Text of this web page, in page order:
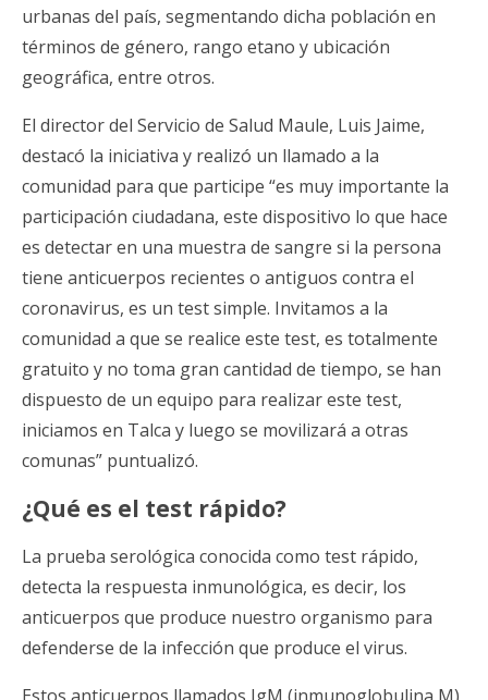
urbanas del país, segmentando dicha población en
términos de género, rango etano y ubicación
geográfica, entre otros.
El director del Servicio de Salud Maule, Luis Jaime,
destacó la iniciativa y realizó un llamado a la
comunidad para que participe “es muy importante la
participación ciudadana, este dispositivo lo que hace
es detectar en una muestra de sangre si la persona
tiene anticuerpos recientes o antiguos contra el
coronavirus, es un test simple. Invitamos a la
comunidad a que se realice este test, es totalmente
gratuito y no toma gran cantidad de tiempo, se han
dispuesto de un equipo para realizar este test,
iniciamos en Talca y luego se movilizará a otras
comunas” puntualizó.
¿Qué es el test rápido?
La prueba serológica conocida como test rápido,
detecta la respuesta inmunológica, es decir, los
anticuerpos que produce nuestro organismo para
defenderse de la infección que produce el virus.